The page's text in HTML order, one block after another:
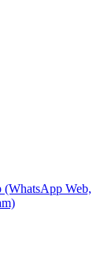
(WhatsApp Web,